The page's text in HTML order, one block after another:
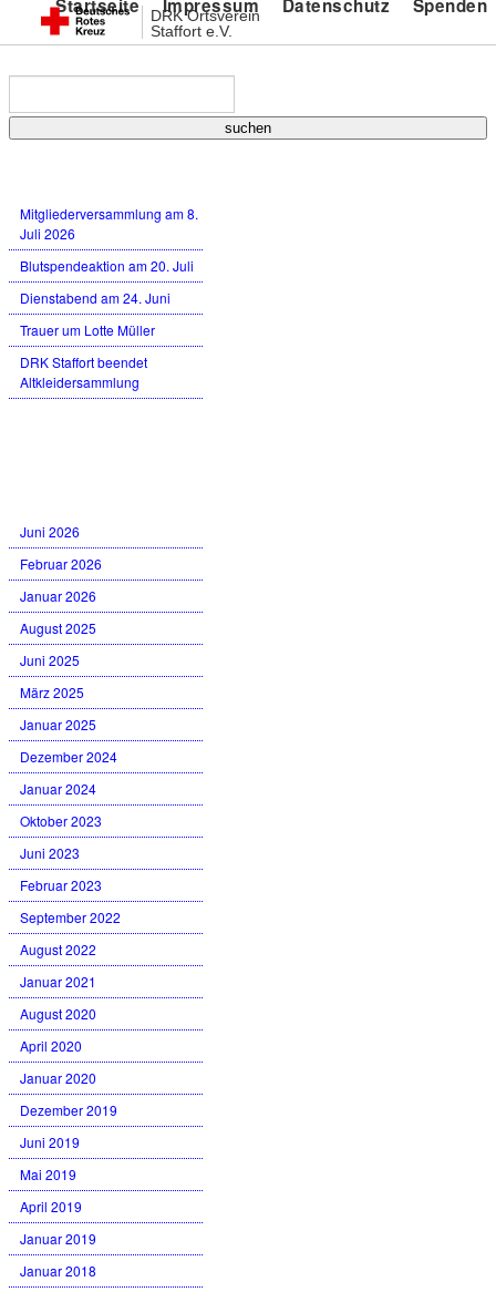
DRK Ortsverein
Staffort e.V.
Startseite Impressum Datenschutz Spenden
Mitgliederversammlung am 8.
Juli 2026
Blutspendeaktion am 20. Juli
Dienstabend am 24. Juni
Trauer um Lotte Müller
DRK Staffort beendet
Altkleidersammlung
Juni 2026
Februar 2026
Januar 2026
August 2025
Juni 2025
März 2025
Januar 2025
Dezember 2024
Januar 2024
Oktober 2023
Juni 2023
Februar 2023
September 2022
August 2022
Januar 2021
August 2020
April 2020
Januar 2020
Dezember 2019
Juni 2019
Mai 2019
April 2019
Januar 2019
Januar 2018